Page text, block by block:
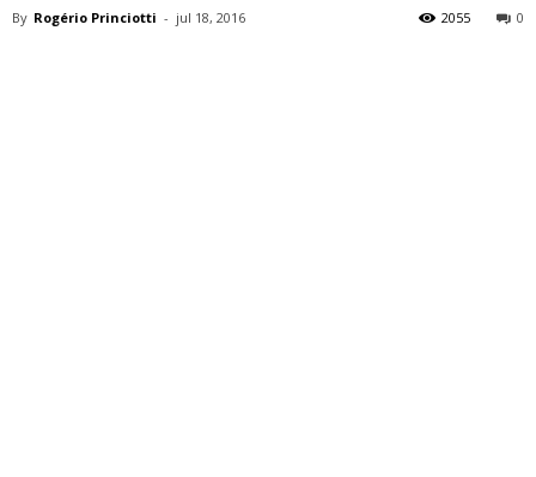
By Rogério Princiotti - jul 18, 2016 0
2055